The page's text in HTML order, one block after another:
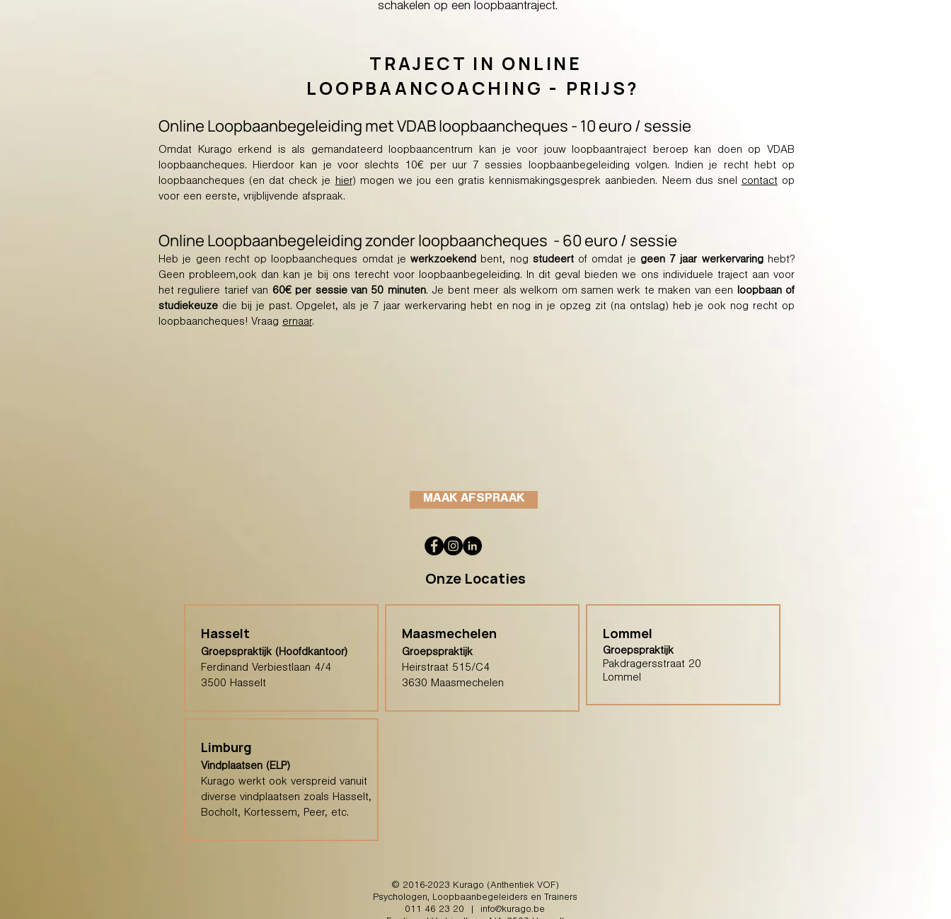
schakelen op een loopbaantraject.
TRAJECT IN ONLINE
LOOPBAANCOACHING - PRIJS?
Online Loopbaanbegeleiding met VDAB loopbaancheques - 10 euro / sessie
Omdat Kurago erkend is als gemandateerd loopbaancentrum kan je voor jouw loopbaantraject beroep kan doen op VDAB
loopbaancheques. Hierdoor kan je voor slechts 10€ per uur 7 sessies loopbaanbegeleiding volgen. Indien je recht hebt op
loopbaancheques (en dat check je hier) mogen we jou een gratis kennismakingsgesprek aanbieden. Neem dus snel contactop
voor een eerste, vrijblijvende afspraak.
Online Loopbaanbegeleiding zonder loopbaancheques - 60 euro / sessie
Heb je geen recht op loopbaancheques omdat jewerkzoekend bent, nog studeert of omdat je geen 7 jaar werkervaringhebt?
Geen probleem,ook dan kan je bij ons terecht voor loopbaanbegeleiding. In dit geval bieden we ons individuele traject aan voor
het reguliere tarief van 60€ per sessie van 50 minuten. Je bent meer als welkom om samen werk te maken van een loopbaan of
studiekeuze die bij je past. Opgelet, als je 7 jaar werkervaring hebt en nog in je opzeg zit (na ontslag) heb je ook nog recht op
loopbaancheques! Vraag ernaar.
MAAK AFSPRAAK
Onze Locaties
Hasselt
Groepspraktijk (Hoofdkantoor)
Ferdinand Verbiestlaan 4/4
3500 Hasselt
Limburg
Vindplaatsen (ELP)
Kurago werkt ook verspreid vanuit
diverse vindplaatsen zoals Hasselt,
Bocholt, Kortessem, Peer, etc.
Maasmechelen
Groepspraktijk
Heirstraat 515/C4
3630 Maasmechelen
Lommel
Groepspraktijk
Pakdragersstraat 20
Lommel
© 2016-2023 Kurago (Anthentiek VOF)
Psychologen, Loopbaanbegeleiders en Trainers
011 46 23 20
info@kurago.be